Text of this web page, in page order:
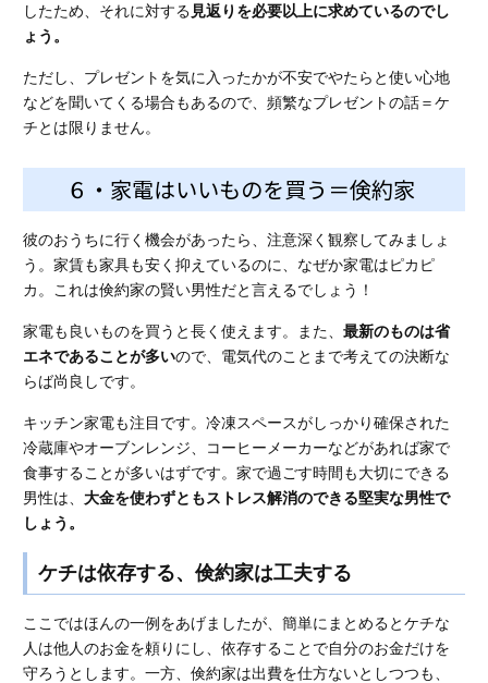
したため、それに対する 見返りを必要以上に求めているのでし
ょう。
ただし、プレゼントを気に入ったかが不安でやたらと使い心地
などを聞いてくる場合もあるので、頻繁なプレゼントの話＝ケ
チとは限りません。
６・家電はいいものを買う＝倹約家
彼のおうちに行く機会があったら、注意深く観察してみましょ
う。家賃も家具も安く抑えているのに、なぜか家電はピカピ
カ。これは倹約家の賢い男性だと言えるでしょう！
家電も良いものを買うと長く使えます。また、最新のものは省
エネであることが多いので、電気代のことまで考えての決断な
らば尚良しです。
キッチン家電も注目です。冷凍スペースがしっかり確保された
冷蔵庫やオーブンレンジ、コーヒーメーカーなどがあれば家で
食事することが多いはずです。家で過ごす時間も大切にできる
男性は、 大金を使わずともストレス解消のできる堅実な男性で
しょう。
ケチは依存する、倹約家は工夫する
ここではほんの一例をあげましたが、簡単にまとめるとケチな
人は他人のお金を頼りにし、依存することで自分のお金だけを
守ろうとします。一方、倹約家は出費を仕方ないとしつつも、